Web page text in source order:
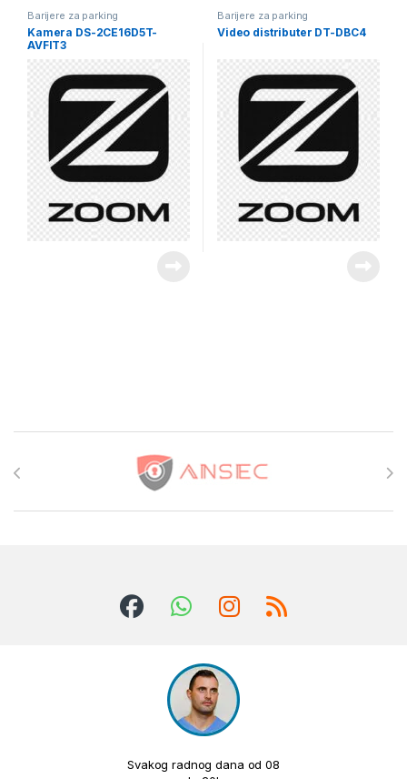
Barijere za parking
Kamera DS-2CE16D5T-
AVFIT3
Barijere za parking
Video distributer DT-DBC4
Brands Carousel
Svakog radnog dana od 08